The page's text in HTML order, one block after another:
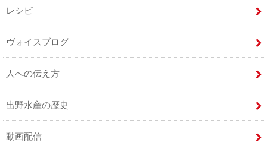
レシピ
ヴォイスブログ
人への伝え方
出野水産の歴史
動画配信